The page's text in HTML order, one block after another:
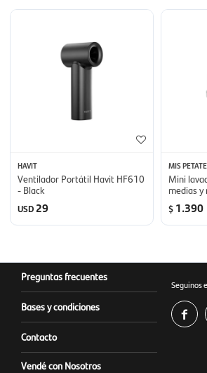
HAVIT
Ventilador Portátil Havit HF610
- Black
USD29
MIS
Mini
medias
$ 1.390
Preguntas frecuentes
Bases y condiciones
Contacto
Vendé con Nosotros
Seguinos
